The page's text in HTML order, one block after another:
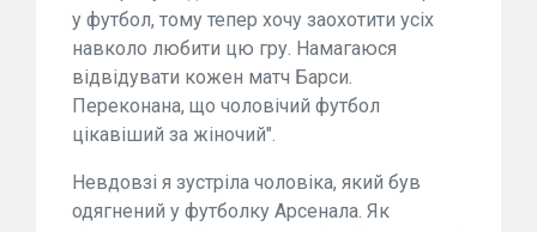
у футбол, тому тепер хочу заохотити усіх
навколо любити цю гру. Намагаюся
відвідувати кожен матч Барси.
Переконана, що чоловічий футбол
цікавіший за жіночий".
Невдовзі я зустріла чоловіка, який був
одягнений у футболку Арсенала. Як